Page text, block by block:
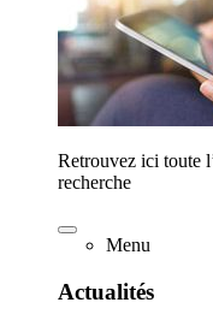
Retrouvez ici toute
recherche
Menu
Actualités